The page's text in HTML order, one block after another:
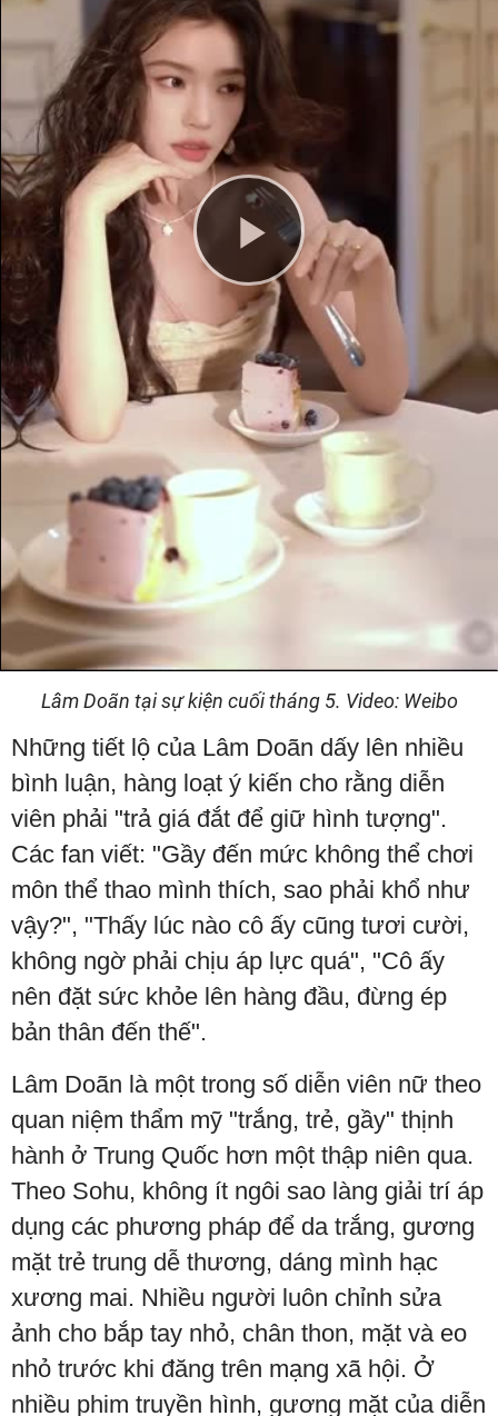
Play
Video
Lâm Doãn tại sự kiện cuối tháng 5. Video: Weibo
Những tiết lộ của Lâm Doãn dấy lên nhiều
bình luận, hàng loạt ý kiến cho rằng diễn
viên phải "trả giá đắt để giữ hình tượng".
Các fan viết: "Gầy đến mức không thể chơi
môn thể thao mình thích, sao phải khổ như
vậy?", "Thấy lúc nào cô ấy cũng tươi cười,
không ngờ phải chịu áp lực quá", "Cô ấy
nên đặt sức khỏe lên hàng đầu, đừng ép
bản thân đến thế".
Lâm Doãn là một trong số diễn viên nữ theo
quan niệm thẩm mỹ "trắng, trẻ, gầy" thịnh
hành ở Trung Quốc hơn một thập niên qua.
Theo Sohu, không ít ngôi sao làng giải trí áp
dụng các phương pháp để da trắng, gương
mặt trẻ trung dễ thương, dáng mình hạc
xương mai. Nhiều người luôn chỉnh sửa
ảnh cho bắp tay nhỏ, chân thon, mặt và eo
nhỏ trước khi đăng trên mạng xã hội. Ở
nhiều phim truyền hình, gương mặt của diễn